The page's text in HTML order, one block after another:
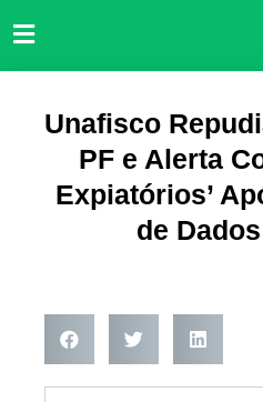
para
Unafisco
PF e Alerta
Expiatórios’
de